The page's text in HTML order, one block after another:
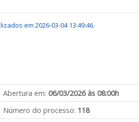
em 2026-03-04 13:49:46.
Abertura em: 06/03/2026 às 08:00h
Número do processo: 118